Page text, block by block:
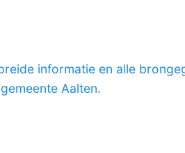
informatie en alle
Aalten.